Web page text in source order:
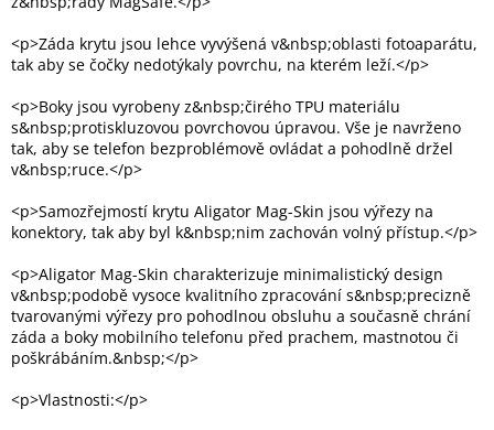
VÝPRODEJ
Akční
zboží
TONERY
A
OEM
počítačů
Inpraise
Kamerové
systémy
MILESIGHT
Doprodej
<p>Záda krytu jsou lehce vyvýšená v&nbsp;oblasti fotoaparátu,
tak aby se čočky nedotýkaly povrchu, na kterém leží.</p>
<p>Boky jsou vyrobeny z&nbsp;čirého TPU materiálu
s&nbsp;protiskluzovou povrchovou úpravou. Vše je navrženo
tak, aby se telefon bezproblémově ovládat a pohodlně držel
v&nbsp;ruce.</p>
<p>Samozřejmostí krytu Aligator Mag-Skin jsou výřezy na
konektory, tak aby byl k&nbsp;nim zachován volný přístup.</p>
<p>Aligator Mag-Skin charakterizuje minimalistický design
v&nbsp;podobě vysoce kvalitního zpracování s&nbsp;precizně
tvarovanými výřezy pro pohodlnou obsluhu a současně chrání
záda a boky mobilního telefonu před prachem, mastnotou či
poškrábáním.&nbsp;</p>
<p>Vlastnosti:</p>